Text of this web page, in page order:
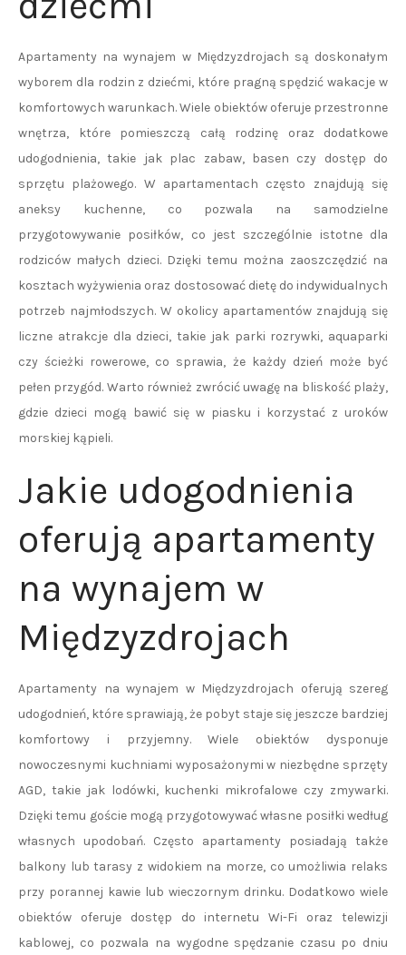
Apartamenty na wynajem w Międzyzdrojach są doskonałym
wyborem dla rodzin z dziećmi, które pragną spędzić wakacje w
komfortowych warunkach. Wiele obiektów oferuje przestronne
wnętrza, które pomieszczą całą rodzinę oraz dodatkowe
udogodnienia, takie jak plac zabaw, basen czy dostęp do
sprzętu plażowego. W apartamentach często znajdują się
aneksy kuchenne, co pozwala na samodzielne
przygotowywanie posiłków, co jest szczególnie istotne dla
rodziców małych dzieci. Dzięki temu można zaoszczędzić na
kosztach wyżywienia oraz dostosować dietę do indywidualnych
potrzeb najmłodszych. W okolicy apartamentów znajdują się
liczne atrakcje dla dzieci, takie jak parki rozrywki, aquaparki
czy ścieżki rowerowe, co sprawia, że każdy dzień może być
pełen przygód. Warto również zwrócić uwagę na bliskość plaży,
gdzie dzieci mogą bawić się w piasku i korzystać z uroków
morskiej kąpieli.
Jakie udogodnienia
oferują apartamenty
na wynajem w
Międzyzdrojach
Apartamenty na wynajem w Międzyzdrojach oferują szereg
udogodnień, które sprawiają, że pobyt staje się jeszcze bardziej
komfortowy i przyjemny. Wiele obiektów dysponuje
nowoczesnymi kuchniami wyposażonymi w niezbędne sprzęty
AGD, takie jak lodówki, kuchenki mikrofalowe czy zmywarki.
Dzięki temu goście mogą przygotowywać własne posiłki według
własnych upodobań. Często apartamenty posiadają także
balkony lub tarasy z widokiem na morze, co umożliwia relaks
przy porannej kawie lub wieczornym drinku. Dodatkowo wiele
obiektów oferuje dostęp do internetu Wi-Fi oraz telewizji
kablowej, co pozwala na wygodne spędzanie czasu po dniu